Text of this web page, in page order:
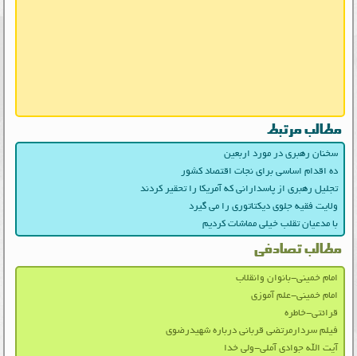
مطالب مرتبط
سخنان رهبری در مورد اربعین
ده اقدام اساسی برای نجات اقتصاد کشور
تجلیل رهبری از پاسدارانی که آمریکا را تحقیر کردند
ولایت فقیه جلوی دیکتاتوری را می گیرد
با مدعیان تقلب خیلی مماشات کردیم
مطالب تصادفی
امام خمینی-بانوان وانقلاب
امام خمینی-علم آموزی
قرائتی-خاطره
فیلم سردارمرتضی قربانی درباره شهیدرضوی
آیت الله جوادی آملی-ولی خدا